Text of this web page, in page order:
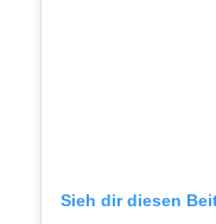
Sieh dir diesen